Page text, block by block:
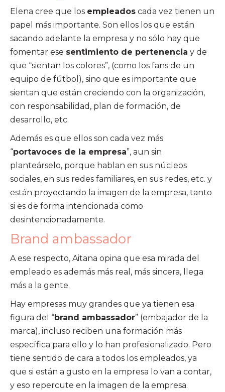
Elena cree que los empleados cada vez tienen un
papel más importante. Son ellos los que están
sacando adelante la empresa y no sólo hay que
fomentar ese sentimiento de pertenencia y de
que “sientan los colores”, (como los fans de un
equipo de fútbol), sino que es importante que
sientan que están creciendo con la organización,
con responsabilidad, plan de formación, de
desarrollo, etc.
Además es que ellos son cada vez más
“portavoces de la empresa”, aun sin
planteárselo, porque hablan en sus núcleos
sociales, en sus redes familiares, en sus redes, etc. y
están proyectando la imagen de la empresa, tanto
si es de forma intencionada como
desintencionadamente.
Brand ambassador
A ese respecto, Aitana opina que esa mirada del
empleado es además más real, más sincera, llega
más a la gente.
Hay empresas muy grandes que ya tienen esa
figura del “brand ambassador” (embajador de la
marca), incluso reciben una formación más
específica para ello y lo han profesionalizado. Pero
tiene sentido de cara a todos los empleados, ya
que si están a gusto en la empresa lo van a contar,
y eso repercute en la imagen de la empresa.